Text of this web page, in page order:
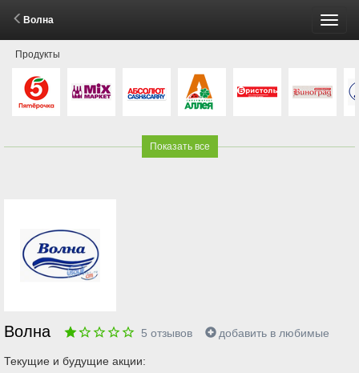
Волна
Продукты
Показать все
Волна 5 отзывов добавить в любимые
Текущие и будущие акции: